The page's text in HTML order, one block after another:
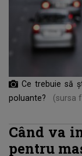
Ce trebuie să
poluante?
(sursa
Când va
pentru